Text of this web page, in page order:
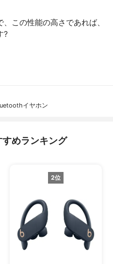
この性能の高さであれば、
?
イヤホン
めランキング
2位